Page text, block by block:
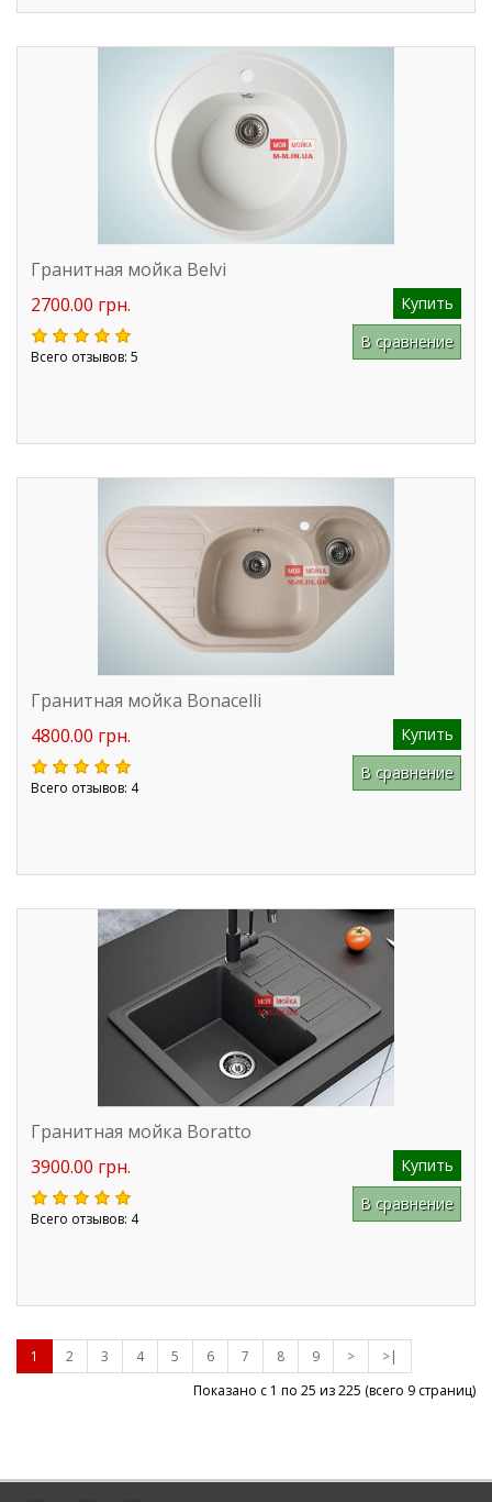
Гранитная мойка Belvi
2700.00 грн.
Купить
Всего отзывов: 5
В сравнение
Гранитная мойка Bonacelli
4800.00 грн.
Купить
Всего отзывов: 4
В сравнение
Гранитная мойка Boratto
3900.00 грн.
Купить
Всего отзывов: 4
В сравнение
1 2 3 4 5 6 7 8 9 >
>|
Показано с 1 по 25 из225 (всего 9 страниц)